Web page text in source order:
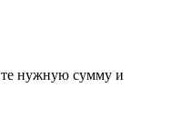
нужную сумму и